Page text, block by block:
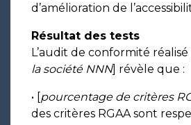
d’amélioration de
Résultat des tests
L’audit de conformité réalisé
la société NNN] révèle que :
• [pourcentage de critères
des critères RGAA sont